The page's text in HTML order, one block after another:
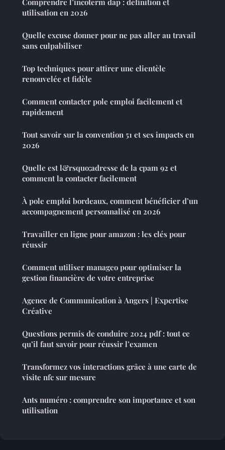
utilisation en 2026
Quelle excuse donner pour ne pas aller au travail
sans culpabiliser
Top techniques pour attirer une clientèle
renouvelée et fidèle
Comment contacter pole emploi facilement et
rapidement
Tout savoir sur la convention 51 et ses impacts en
2026
Quelle est l&rsquo;adresse de la cpam 92 et
comment la contacter facilement
À pole emploi bordeaux, comment bénéficier d’un
accompagnement personnalisé en 2026
Travailler en ligne pour amazon : les clés pour
réussir
Comment utiliser manageo pour optimiser la
gestion financière de votre entreprise
Agence de Communication à Angers | Expertise
Créative
Questions permis de conduire 2024 pdf : tout ce
qu’il faut savoir pour réussir l’examen
Transformez vos interactions grâce à une carte de
visite nfc sur mesure
Ants numéro : comprendre son importance et son
utilisation